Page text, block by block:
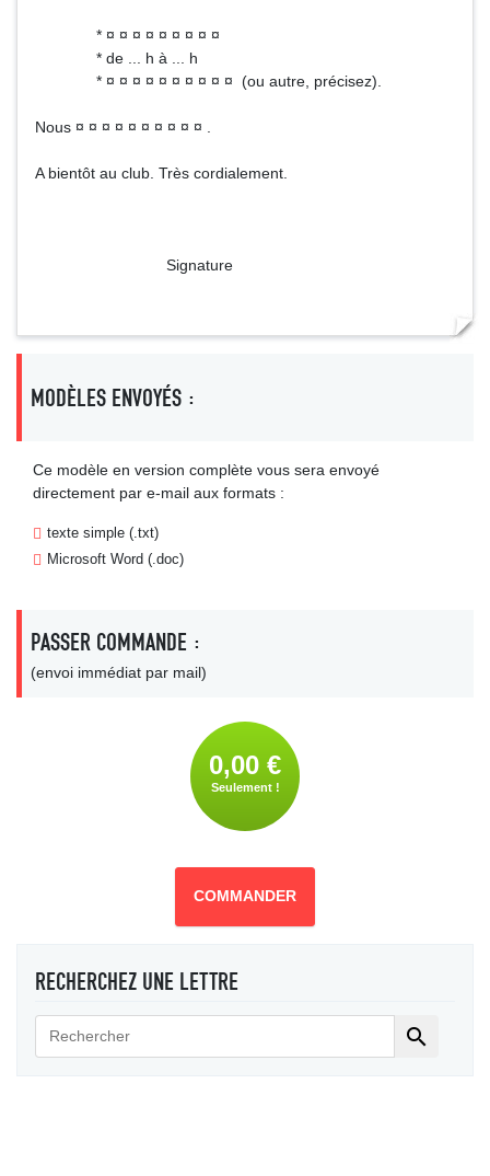
* ¤ ¤ ¤ ¤ ¤ ¤ ¤ ¤ ¤
* de ... h à ... h
* ¤ ¤ ¤ ¤ ¤ ¤ ¤ ¤ ¤ ¤ (ou autre, précisez).
Nous ¤ ¤ ¤ ¤ ¤ ¤ ¤ ¤ ¤ ¤ .
A bientôt au club. Très cordialement.
Signature
MODÈLES ENVOYÉS :
Ce modèle en version complète vous sera envoyé
directement par e-mail aux formats :
texte simple (.txt)
Microsoft Word (.doc)
PASSER COMMANDE :
(envoi immédiat par mail)
0,00 €
Seulement !
COMMANDER
RECHERCHEZ UNE LETTRE
